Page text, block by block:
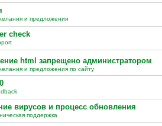
и предложения
check
html запрещено администратором
и предложения по сайту
вирусов и процесс обновления
поддержка